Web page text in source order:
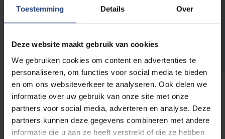
Toestemming Details Over
Deze website maakt gebruik van cookies
We gebruiken cookies om content en advertenties te
personaliseren, om functies voor social media te bieden
en om ons websiteverkeer te analyseren. Ook delen we
informatie over uw gebruik van onze site met onze
partners voor social media, adverteren en analyse. Deze
partners kunnen deze gegevens combineren met andere
informatie die u aan ze heeft verstrekt of die ze hebben